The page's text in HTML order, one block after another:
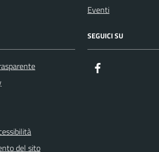
Eventi
del sito
SEGUICI SU